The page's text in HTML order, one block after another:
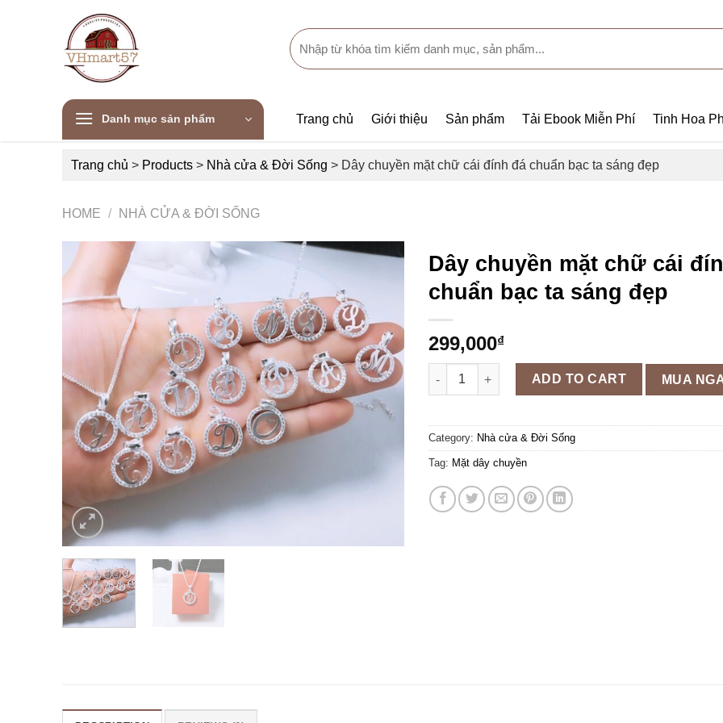
Search
for:
Danh mục sản phẩm Trang chủ Giới thiệu Sản phẩm Tải Ebook Miễn Phí Tinh Hoa
Trang chủ > Products > Nhà cửa & Đời Sống > Dây chuyền mặt chữ cái đính đá chuẩn bạc ta sáng đẹp
HOME / NHÀ CỬA & ĐỜI SỐNG
Dây chuyền mặt chữ cái
chuẩn bạc ta sáng đẹp
299,000₫
Dây chuyền mặt chữ cái đính đá chuẩn bạc ta sáng
ADD TO CART MUA
Category: Nhà cửa & Đời Sống
Tag: Mặt dây chuyền